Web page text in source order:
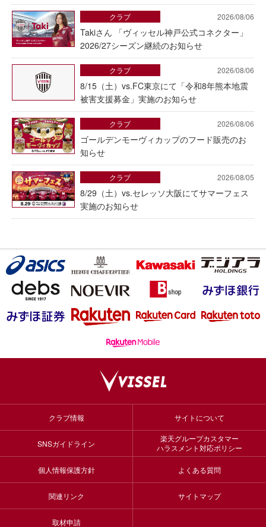
2026/08/06
Takiさん 「ヴィッセル神戸公式コネクター」
2026/27シーズン継続のお知らせ
クラブ
2026/08/06
8/15（土）vs.FC東京にて「令和8年熊本地震
被害支援募金」実施のお知らせ
クラブ
2026/08/06
ゴールデンモーヴィカップのフード販売のお
知らせ
クラブ
2026/08/05
8/29（土）vs.セレッソ大阪にてサマーフェス
実施のお知らせ
クラブ
クラブ情報 サイトについて
SNSガイドライン
楽天グループカスタマー
ハラスメント対応ポリシー
個人情報保護方針 よくある質問
関連リンク サイトマップ
取材申請